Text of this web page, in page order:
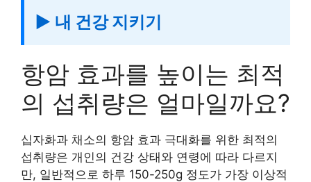
▶ 내 건강 지키기
항암 효과를 높이는 최적
의 섭취량은 얼마일까요?
십자화과 채소의 항암 효과 극대화를 위한 최적의
섭취량은 개인의 건강 상태와 연령에 따라 다르지
만, 일반적으로 하루 150-250g 정도가 가장 이상적